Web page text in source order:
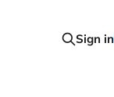
Sign in